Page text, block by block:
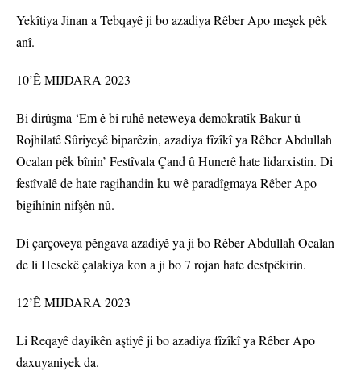
Yekîtiya Jinan a Tebqayê ji bo azadiya Rêber Apo meşek pêk
anî.
10’Ê MIJDARA 2023
Bi dirûşma ‘Em ê bi ruhê neteweya demokratîk Bakur û
Rojhilatê Sûriyeyê biparêzin, azadiya fîzîkî ya Rêber Abdullah
Ocalan pêk bînin’ Festîvala Çand û Hunerê hate lidarxistin. Di
festîvalê de hate ragihandin ku wê paradîgmaya Rêber Apo
bigihînin nifşên nû.
Di çarçoveya pêngava azadiyê ya ji bo Rêber Abdullah Ocalan
de li Hesekê çalakiya kon a ji bo 7 rojan hate destpêkirin.
12’Ê MIJDARA 2023
Li Reqayê dayikên aştiyê ji bo azadiya fîzîkî ya Rêber Apo
daxuyaniyek da.